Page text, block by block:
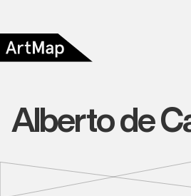
Alberto de